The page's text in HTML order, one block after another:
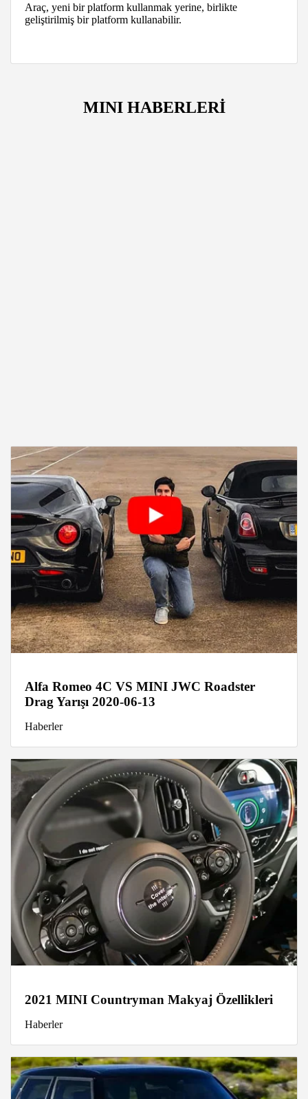
Araç, yeni bir platform kullanmak yerine, birlikte
geliştirilmiş bir platform kullanabilir.
MINI HABERLERİ
Alfa Romeo 4C VS MINI JWC Roadster
Drag Yarışı 2020-06-13
Haberler
2021 MINI Countryman Makyaj Özellikleri
Haberler